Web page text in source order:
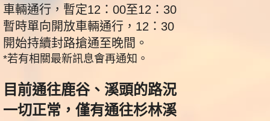
車輛通行，暫定12：00至12：30
暫時單向開放車輛通行，12：30
開始持續封路搶通至晚間。
*若有相關最新訊息會再通知。
目前通往鹿谷、溪頭的路況
一切正常，僅有通往杉林溪